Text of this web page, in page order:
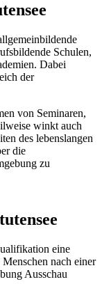
Schulen,
Dabei
der
von Seminaren,
winkt auch
des lebenslangen
die
zu
eine
nach einer
Ausschau